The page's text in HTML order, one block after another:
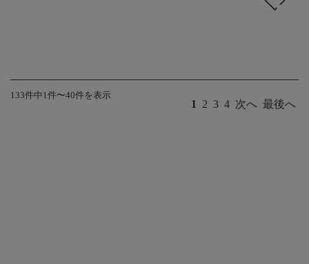
133件中1件〜40件を表示
1 2 3 4 次へ 最後へ